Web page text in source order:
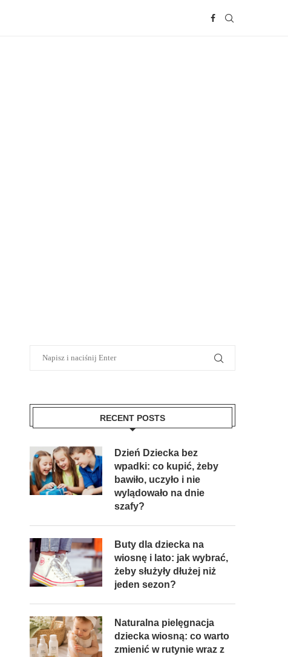
RECENT POSTS
Dzień Dziecka bez
wpadki: co kupić, żeby
bawiło, uczyło i nie
wylądowało na dnie
szafy?
Buty dla dziecka na
wiosnę i lato: jak wybrać,
żeby służyły dłużej niż
jeden sezon?
Naturalna pielęgnacja
dziecka wiosną: co warto
zmienić w rutynie wraz z